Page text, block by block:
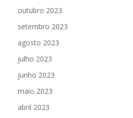
outubro 2023
setembro 2023
agosto 2023
julho 2023
junho 2023
maio 2023
abril 2023